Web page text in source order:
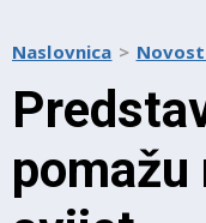
Naslovnica